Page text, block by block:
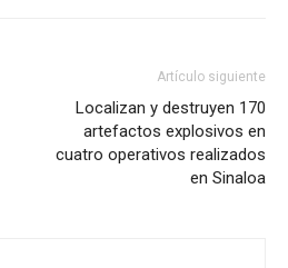
Artículo siguiente
Localizan y destruyen 170
artefactos explosivos en
cuatro operativos realizados
en Sinaloa